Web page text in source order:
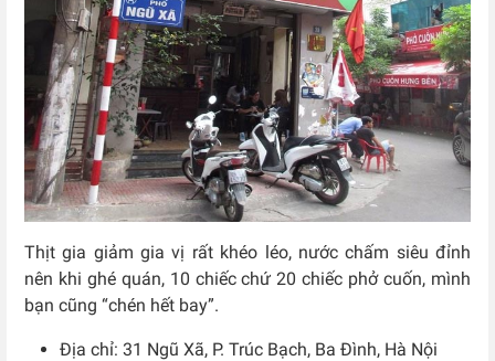
Thịt gia giảm gia vị rất khéo léo, nước chấm siêu đỉnh
nên khi ghé quán, 10 chiếc chứ 20 chiếc phở cuốn, mình
bạn cũng “chén hết bay”.
Địa chỉ: 31 Ngũ Xã, P. Trúc Bạch, Ba Đình, Hà Nội